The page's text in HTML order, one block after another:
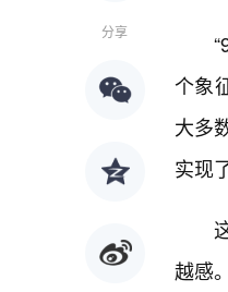
分享
个象
大多
实现
越感。